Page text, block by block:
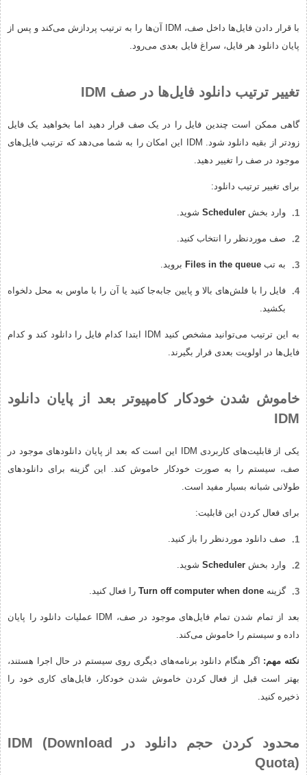
با قرار دادن فایل‌ها داخل صف، IDM آن‌ها را به ترتیب پردازش می‌کند و پس از
پایان دانلود هر فایل، سراغ فایل بعدی می‌رود.
تغییر ترتیب دانلود فایل‌ها در صف IDM
گاهی ممکن است چندین فایل را در یک صف قرار دهید اما بخواهید یک فایل
زودتر از بقیه دانلود شود. IDM این امکان را به شما می‌دهد که ترتیب فایل‌های
موجود در صف را تغییر دهید.
برای تغییر ترتیب دانلود:
وارد بخش Scheduler شوید.
صف موردنظر را انتخاب کنید.
به تب Files in the queue بروید.
فایل را با فلش‌های بالا و پایین جابه‌جا کنید یا آن را با ماوس به محل دلخواه
بکشید.
به این ترتیب می‌توانید مشخص کنید IDM ابتدا کدام فایل را دانلود کند و کدام
فایل‌ها در اولویت بعدی قرار بگیرند.
خاموش شدن خودکار کامپیوتر بعد از پایان دانلود
IDM
یکی از قابلیت‌های کاربردی IDM این است که بعد از پایان دانلودهای موجود در
صف، سیستم را به صورت خودکار خاموش کند. این گزینه برای دانلودهای
طولانی شبانه بسیار مفید است.
برای فعال کردن این قابلیت:
صف دانلود موردنظر را باز کنید.
وارد بخش Scheduler شوید.
گزینه Turn off computer when done را فعال کنید.
بعد از تمام شدن تمام فایل‌های موجود در صف، IDM عملیات دانلود را پایان
داده و سیستم را خاموش می‌کند.
نکته مهم: اگر هنگام دانلود برنامه‌های دیگری روی سیستم در حال اجرا هستند،
بهتر است قبل از فعال کردن خاموش شدن خودکار، فایل‌های کاری خود را
ذخیره کنید.
محدود کردن حجم دانلود در IDM (Download
Quota)